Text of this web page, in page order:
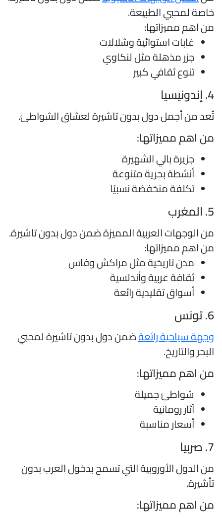
لمحبي الطبيعة.
اهم مميزاتها:
غابات استوائية وشلالات
جزر مذهلة مثل لنكاوي
تنوع ثقافي كبير
من أجمل دول بدون تاشيرة لعشاق الشواطئ.
اهم مميزاتها:
جزيرة بالي الشهيرة
أنشطة بحرية متنوعة
تكلفة منخفضة نسبيًا
الوجهات العربية المميزة ضمن دول بدون تاشيرة.
اهم مميزاتها:
مدن تاريخية مثل مراكش وفاس
ثقافة عربية وأندلسية
أسواق تقليدية رائعة
سياحية رائعةضمن دول بدون تاشيرة لمحبي
والتاريخ.
اهم مميزاتها:
شواطئ جميلة
آثار رومانية
أسعار مناسبة
الدول الأوروبية التي تسمح بدخول العرب بدون
اهم مميزاتها: